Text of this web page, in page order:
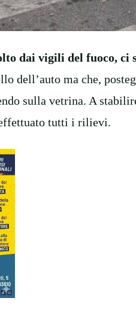
dai vigili del fuoco, ci
dell’auto ma che,
sulla vetrina. A
tutti i rilievi.